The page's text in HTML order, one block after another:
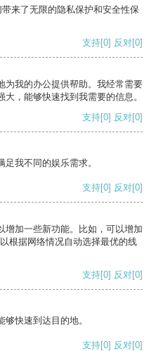
来了无限的隐私保护和安全性保
支持[0] 反对[0]
为我的办公提供帮助。我经常需要
，能够快速找到我需要的信息。
支持[0] 反对[0]
我不同的娱乐需求。
支持[0] 反对[0]
增加一些新功能。比如，可以增加
根据网络情况自动选择最优的线
支持[0] 反对[0]
快速到达目的地。
支持[0] 反对[0]